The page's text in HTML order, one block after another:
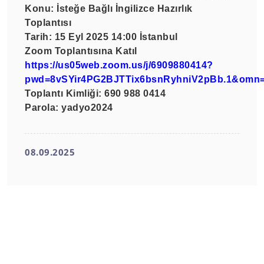
Konu: İsteğe Bağlı İngilizce Hazırlık
Toplantısı
Tarih: 15 Eyl 2025 14:00 İstanbul
Zoom Toplantısına Katıl
https://us05web.zoom.us/j/6909880414?
Toplantı Kimliği: 690 988 0414
Parola: yadyo2024
08.09.2025